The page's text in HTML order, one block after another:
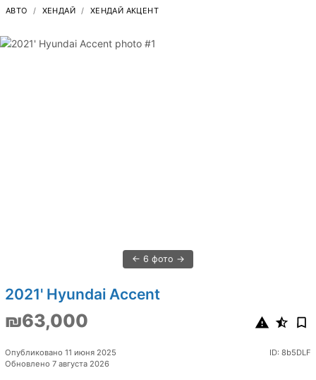
АВТО ХЕНДАЙ ХЕНДАЙ АКЦЕНТ
6 фото
2021' Hyundai Accent
₪63,000
Опубликовано 11 июня 2025
Обновлено 7 августа 2026
ID: 8b5DLF